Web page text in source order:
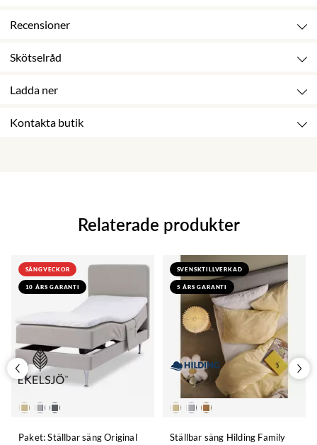
Recensioner
Skötselråd
Ladda ner
Kontakta butik
Relaterade produkter
SÄNGVECKOR
10 ÅRS GARANTI
Paket: Ställbar säng Original
SVENSKTILLVERKAD
5 ÅRS GARANTI
Ställbar säng Hilding Family